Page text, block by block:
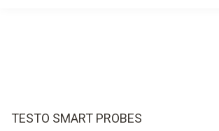
TESTO SMART PROBES